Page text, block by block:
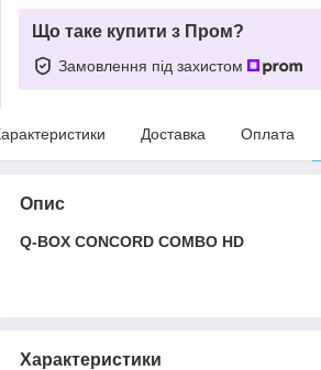
Що таке купити з Пром?
Замовлення під захистом
Доставка Оплата
Опис
Q-BOX CONCORD COMBO HD
Характеристики